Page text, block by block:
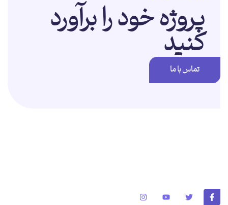
پروژه خود را برآورد
کنید
تماس با ما